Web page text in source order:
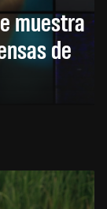
muestra
de